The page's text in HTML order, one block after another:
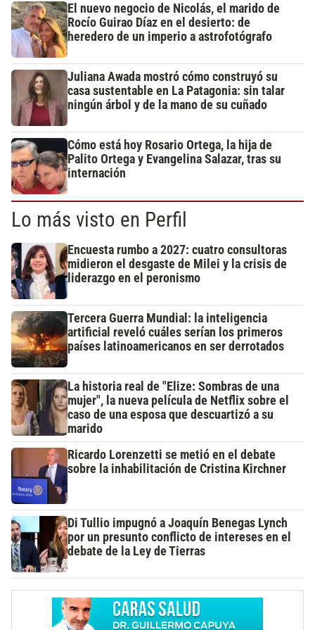
El nuevo negocio de Nicolás, el marido de
Rocío Guirao Díaz en el desierto: de
heredero de un imperio a astrofotógrafo
Juliana Awada mostró cómo construyó su
casa sustentable en La Patagonia: sin talar
ningún árbol y de la mano de su cuñado
Cómo está hoy Rosario Ortega, la hija de
Palito Ortega y Evangelina Salazar, tras su
internación
Lo más visto en Perfil
Encuesta rumbo a 2027: cuatro consultoras
midieron el desgaste de Milei y la crisis de
liderazgo en el peronismo
Tercera Guerra Mundial: la inteligencia
artificial reveló cuáles serían los primeros
países latinoamericanos en ser derrotados
La historia real de "Elize: Sombras de una
mujer", la nueva película de Netflix sobre el
caso de una esposa que descuartizó a su
marido
Ricardo Lorenzetti se metió en el debate
sobre la inhabilitación de Cristina Kirchner
Di Tullio impugnó a Joaquín Benegas Lynch
por un presunto conflicto de intereses en el
debate de la Ley de Tierras